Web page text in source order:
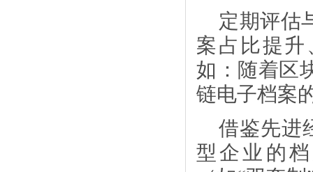
定期评估
案占比提
如：随着区
链电子档案
借鉴先进
型企业的